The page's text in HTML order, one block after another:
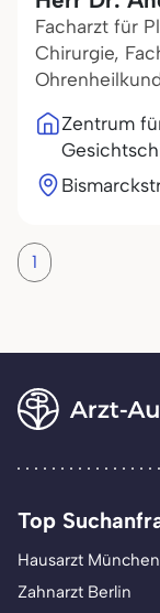
Facharzt für
Chirurgie,
Zentrum
1
Top
Hausarzt München
Zahnarzt Berlin